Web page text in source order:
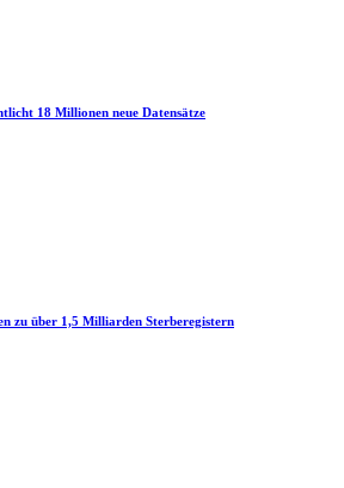
18 Millionen neue Datensätze
zu über 1,5 Milliarden Sterberegistern